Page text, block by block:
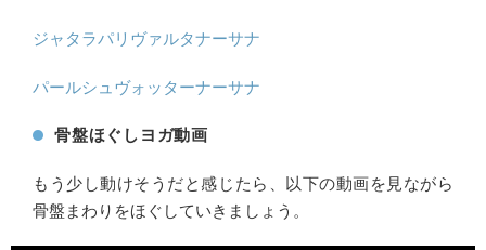
ジャタラパリヴァルタナーサナ
パールシュヴォッターナーサナ
骨盤ほぐしヨガ動画
もう少し動けそうだと感じたら、以下の動画を見ながら
骨盤まわりをほぐしていきましょう。